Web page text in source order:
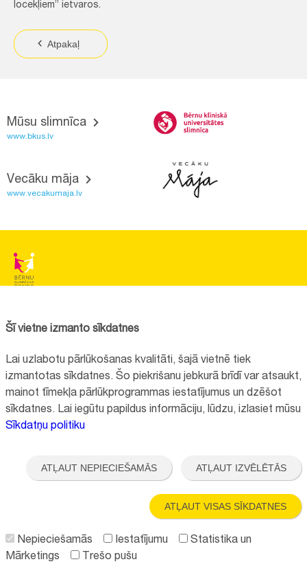
locekļiem” ietvaros.
Atpakaļ
Mūsu slimnīca
www.bkus.lv
Vecāku māja
www.vecakumaja.lv
Reģistrācijas nr.:40008057120
+371 67064475
Visi kontakti
"Aktīvo iedzīvotāju fonds" finansētā projekta "
Bērnu slimnīcas fonda
ilgtspējīgas attīstības veicināšana
" ietvaros.
Šī vietne izmanto sīkdatnes
Lai uzlabotu pārlūkošanas kvalitāti, šajā vietnē tiek
izmantotas sīkdatnes. Šo piekrišanu jebkurā brīdī var atsaukt,
mainot tīmekļa pārlūkprogrammas iestatījumus un dzēšot
sīkdatnes. Lai iegūtu papildus informāciju, lūdzu, izlasiet mūsu
Sīkdatņu politiku
ATĻAUT NEPIECIEŠAMĀS ATĻAUT IZVĒLĒTĀS
ATĻAUT VISAS SĪKDATNES
Nepieciešamās Iestatījumu
Statistika un
Mārketings
Trešo pušu